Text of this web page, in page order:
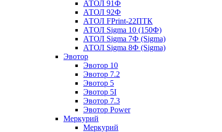
АТОЛ 91Ф
АТОЛ 92Ф
АТОЛ FPrint-22ПТК
АТОЛ Sigma 10 (150Ф)
АТОЛ Sigma 7Ф (Sigma)
АТОЛ Sigma 8Ф (Sigma)
Эвотор
Эвотор 10
Эвотор 7.2
Эвотор 5
Эвотор 5I
Эвотор 7.3
Эвотор Power
Меркурий
Меркурий